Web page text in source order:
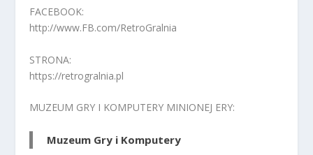
FACEBOOK:
http://www.FB.com/RetroGralnia
STRONA:
https://retrogralnia.pl
MUZEUM GRY I KOMPUTERY MINIONEJ ERY:
Muzeum Gry i Komputery